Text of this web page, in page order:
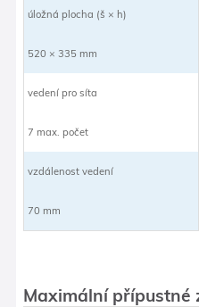
úložná plocha (š × h)
520 × 335 mm
vedení pro síta
7 max. počet
vzdálenost vedení
70 mm
Maximální přípustné